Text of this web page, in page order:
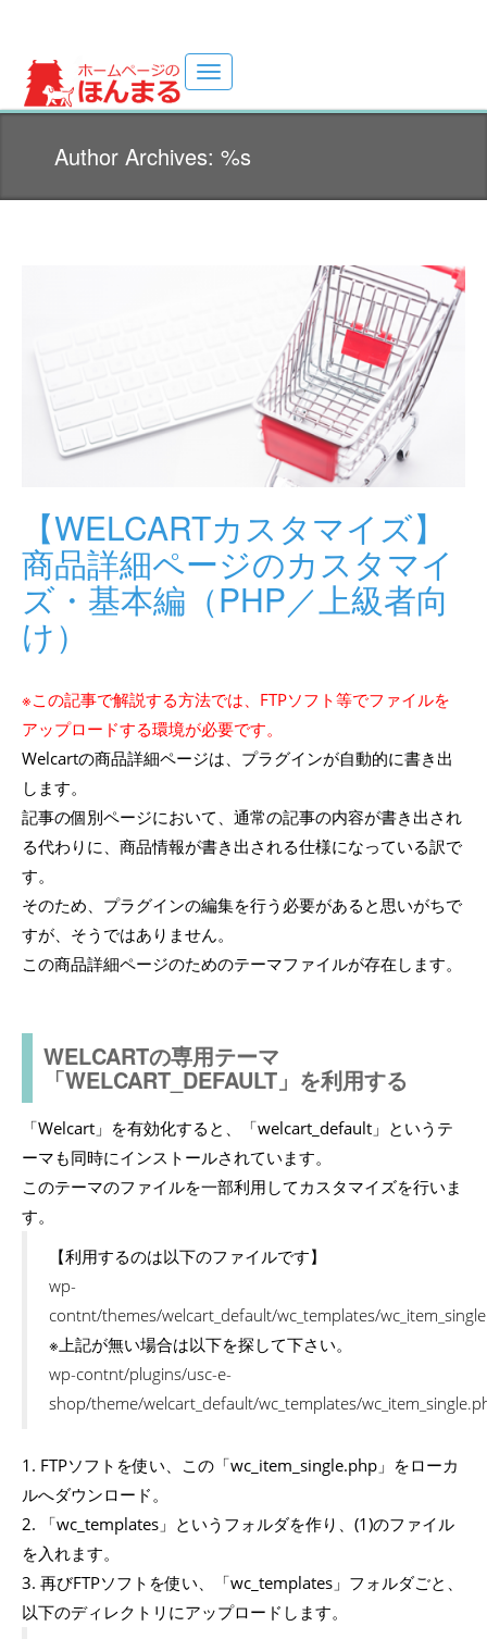
ホームページ制作サイト(・ω・U)
Toggle
navigation
Author Archives: %s
【WELCARTカスタマイズ】
商品詳細ページのカスタマイ
ズ・基本編（PHP／上級者向
け）
※この記事で解説する方法では、FTPソフト等でファイルを
アップロードする環境が必要です。
Welcartの商品詳細ページは、プラグインが自動的に書き出
します。
記事の個別ページにおいて、通常の記事の内容が書き出され
る代わりに、商品情報が書き出される仕様になっている訳で
す。
そのため、プラグインの編集を行う必要があると思いがちで
すが、そうではありません。
この商品詳細ページのためのテーマファイルが存在します。
WELCARTの専用テーマ
「WELCART_DEFAULT」を利用する
「Welcart」を有効化すると、「welcart_default」というテ
ーマも同時にインストールされています。
このテーマのファイルを一部利用してカスタマイズを行いま
す。
【利用するのは以下のファイルです】
wp-
contnt/themes/welcart_default/wc_templates/
※上記が無い場合は以下を探して下さい。
wp-contnt/plugins/usc-e-
shop/theme/welcart_default/wc_templates/
1. FTPソフトを使い、この「wc_item_single.php」をローカ
ルへダウンロード。
2. 「wc_templates」というフォルダを作り、(1)のファイル
を入れます。
3. 再びFTPソフトを使い、「wc_templates」フォルダごと、
以下のディレクトリにアップロードします。